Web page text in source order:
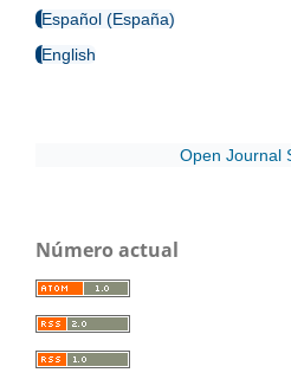
Español (España)
English
Open Journal
Número actual